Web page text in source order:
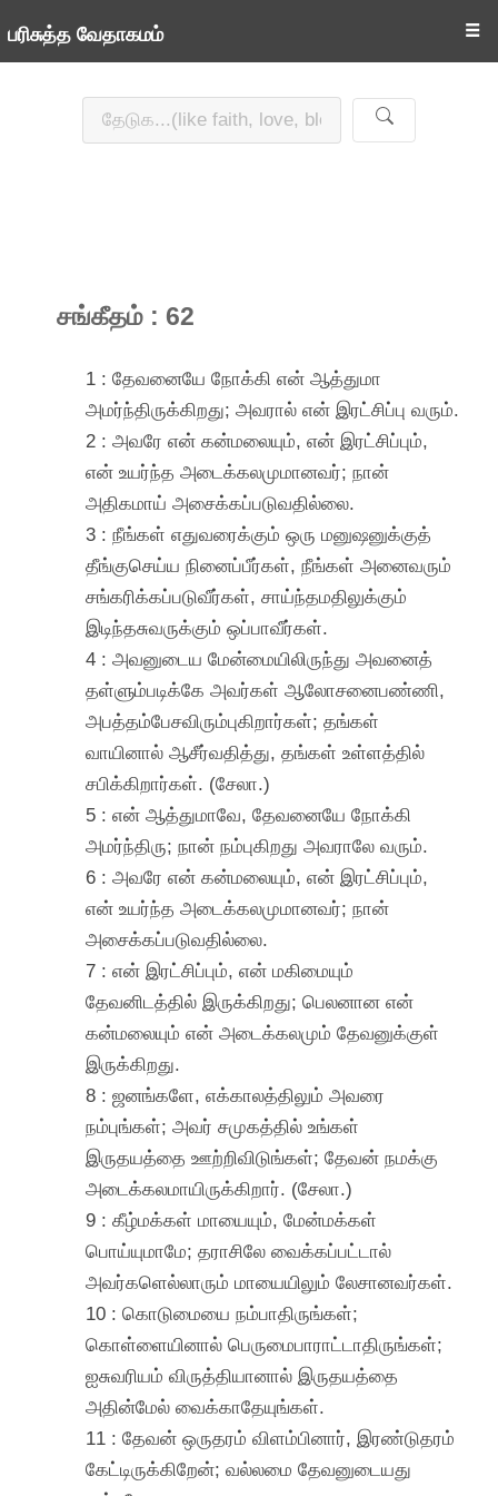
பரிசுத்த வேதாகமம் ☰
சங்கீதம் : 62
1 : தேவனையே நோக்கி என் ஆத்துமா
அமர்ந்திருக்கிறது; அவரால் என் இரட்சிப்பு வரும்.
2 : அவரே என் கன்மலையும், என் இரட்சிப்பும்,
என் உயர்ந்த அடைக்கலமுமானவர்; நான்
அதிகமாய் அசைக்கப்படுவதில்லை.
3 : நீங்கள் எதுவரைக்கும் ஒரு மனுஷனுக்குத்
தீங்குசெய்ய நினைப்பீர்கள், நீங்கள் அனைவரும்
சங்கரிக்கப்படுவீர்கள், சாய்ந்தமதிலுக்கும்
இடிந்தசுவருக்கும் ஒப்பாவீர்கள்.
4 : அவனுடைய மேன்மையிலிருந்து அவனைத்
தள்ளும்படிக்கே அவர்கள் ஆலோசனைபண்ணி,
அபத்தம்பேசவிரும்புகிறார்கள்; தங்கள்
வாயினால் ஆசீர்வதித்து, தங்கள் உள்ளத்தில்
சபிக்கிறார்கள். (சேலா.)
5 : என் ஆத்துமாவே, தேவனையே நோக்கி
அமர்ந்திரு; நான் நம்புகிறது அவராலே வரும்.
6 : அவரே என் கன்மலையும், என் இரட்சிப்பும்,
என் உயர்ந்த அடைக்கலமுமானவர்; நான்
அசைக்கப்படுவதில்லை.
7 : என் இரட்சிப்பும், என் மகிமையும்
தேவனிடத்தில் இருக்கிறது; பெலனான என்
கன்மலையும் என் அடைக்கலமும் தேவனுக்குள்
இருக்கிறது.
8 : ஜனங்களே, எக்காலத்திலும் அவரை
நம்புங்கள்; அவர் சமுகத்தில் உங்கள்
இருதயத்தை ஊற்றிவிடுங்கள்; தேவன் நமக்கு
அடைக்கலமாயிருக்கிறார். (சேலா.)
9 : கீழ்மக்கள் மாயையும், மேன்மக்கள்
பொய்யுமாமே; தராசிலே வைக்கப்பட்டால்
அவர்களெல்லாரும் மாயையிலும் லேசானவர்கள்.
10 : கொடுமையை நம்பாதிருங்கள்;
கொள்ளையினால் பெருமைபாராட்டாதிருங்கள்;
ஐசுவரியம் விருத்தியானால் இருதயத்தை
அதின்மேல் வைக்காதேயுங்கள்.
11 : தேவன் ஒருதரம் விளம்பினார், இரண்டுதரம்
கேட்டிருக்கிறேன்; வல்லமை தேவனுடையது